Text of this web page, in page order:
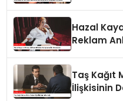
Hazal
Reklam
Taş Kağıt
İlişkisinin